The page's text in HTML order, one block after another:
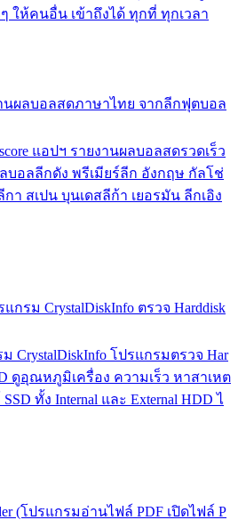
ให้คนอื่น เข้าถึงได้ ทุกที่ ทุกเวลา
านผลบอลสดภาษาไทย จากลีกฟุตบอล
แอปฯ รายงานผลบอลสดรวดเร็ว
บอลลีกดัง พรีเมียร์ลีก อังกฤษ กัลโช่
กา สเปน บุนเดสลีก้า เยอรมัน ลีกเอิง
แกรม CrystalDiskInfo ตรวจ Harddisk
CrystalDiskInfo โปรแกรมตรวจ Har
ดูอุณหภูมิเครื่อง ความเร็ว หาสาเหต
ทั้ง Internal และ External HDD ไ
(โปรแกรมอ่านไฟล์ PDF เปิดไฟล์ P